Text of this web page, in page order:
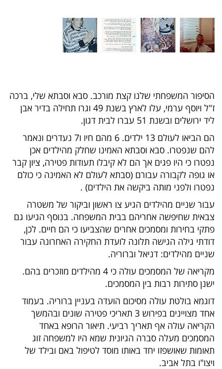
הסיפור המשפחתי שלנו קצת מורכב. סבא וסבתא שלי, ברכה
ז"ל ויוסף ערמי, עלו לארץ בשנת 49 וגרו תחילה בדיר אבן
ליד ירושלים ובשנת 51 עברו לבית דגון.
הם הביאו לעולם 13 ילדים. 6 מהם חיו ו7 נעדרים ונאמר
להם שנפטרו. סבא וסבתא האמינו שחלק מהילדים אכן
נפטרו כי היו פגים אך הם לא קיבלו תעודות פטירה, ציון קבר
או גופה לקבורה עבורם (סבתא לעולם לא האמינה כי כולם
נפטרו ולפני מותה ביקשה את הילדים) .
עבור שניים מהילדים הגיע צו ראשון וביקור של משטרה
צבאית שחיפשה אחריהם בבית המשפחה. בנוסף הגיעו גם
פתקי בחירות ומסמכים אחרים שהצביעו כי הם חיים. לכן,
דודתי גילה הגישה תלונה לועדת החקירה האחרונה עבור
שניים מהילדים: דניאל וברוריה.
מקריאה של המסמכים עולה כי 4 מהילדים מוזכרים בהם.
ישנן סתירות רבות בין המסמכים.
דוגמא בולטת עולה מסיכום הועדה בעניין ברוריה. בעמוד
אחד מצויינים בפירוש 3 תאריכי פטירה שונים ובהמשך
הקריאה עולה אף תאריך רביעי. תיאור הרופא באחד
המסמכים מעלה סברה הגיונית שמא היו למשפחה זוג
תאומות שאושפזו יחד באותו מוסד לטיפול באם ובילד של
ויצו"ו בתל אביב.